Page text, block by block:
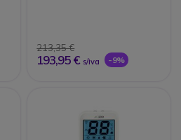
213,35 €
193,95 € s/iva -9%